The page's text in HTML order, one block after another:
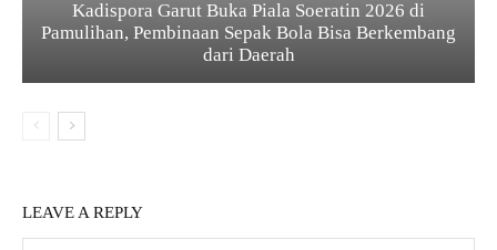
Kadispora Garut Buka Piala Soeratin 2026 di
Pamulihan, Pembinaan Sepak Bola Bisa Berkembang
dari Daerah
LEAVE A REPLY